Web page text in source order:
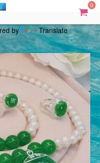
0
by Translate